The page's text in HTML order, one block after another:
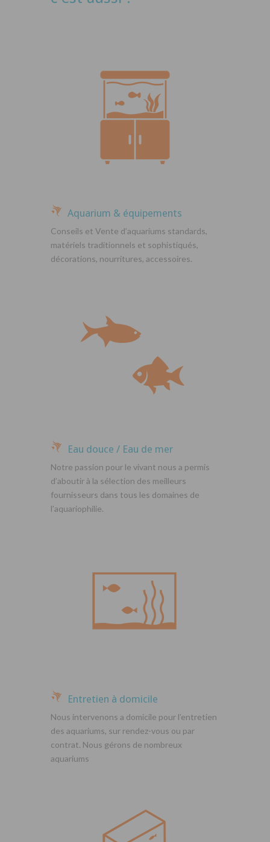
Aquarium & équipements
Conseils et Vente d’aquariums standards,
matériels traditionnels et sophistiqués,
décorations, nourritures, accessoires.
Eau douce / Eau de mer
Notre passion pour le vivant nous a permis
d’aboutir à la sélection des meilleurs
fournisseurs dans tous les domaines de
l’aquariophilie.
Entretien à domicile
Nous intervenons a domicile pour l’entretien
des aquariums, sur rendez-vous ou par
contrat. Nous gérons de nombreux
aquariums